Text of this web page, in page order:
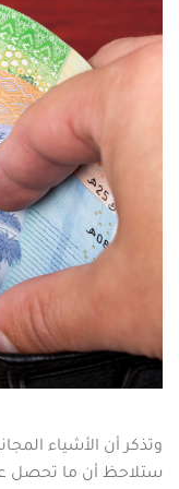
وتذكر أن الأشياء
ستلاحظ أن ما تحصل